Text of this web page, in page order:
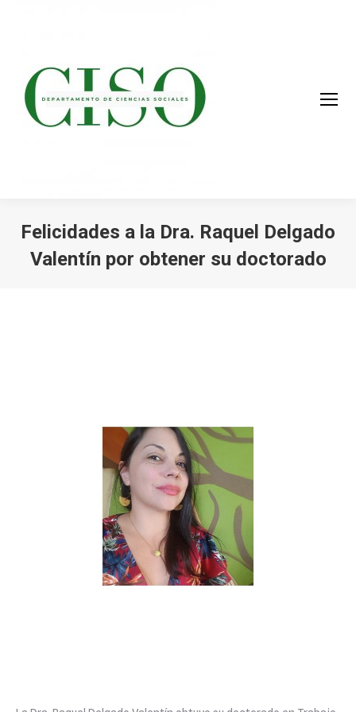
Felicidades a la Dra. Raquel Delgado
Valentín por obtener su doctorado